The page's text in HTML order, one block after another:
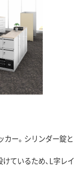
ー。シリンダー錠と
ているため、L字レイ